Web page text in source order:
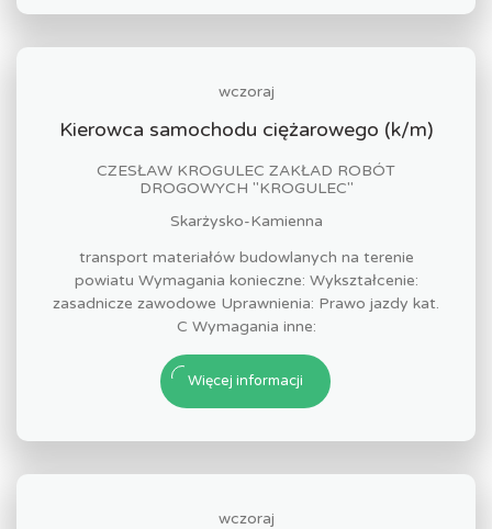
wczoraj
Kierowca samochodu ciężarowego (k/m)
CZESŁAW KROGULEC ZAKŁAD ROBÓT
DROGOWYCH "KROGULEC"
Skarżysko-Kamienna
transport materiałów budowlanych na terenie
powiatu Wymagania konieczne: Wykształcenie:
zasadnicze zawodowe Uprawnienia: Prawo jazdy kat.
C Wymagania inne:
Więcej informacji
wczoraj